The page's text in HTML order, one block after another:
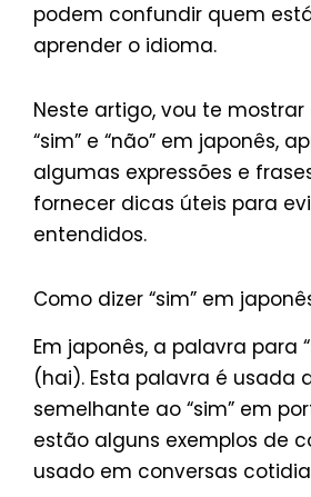
podem confundir quem
aprender o idioma.
Neste artigo, vou te
“sim” e “não” em japonês,
algumas expressões e
fornecer dicas úteis para
entendidos.
Como dizer “sim” em
Em japonês, a palavra para
(hai). Esta palavra é usada
semelhante ao “sim” em
estão alguns exemplos de
usado em conversas